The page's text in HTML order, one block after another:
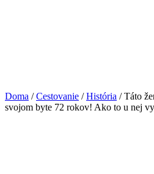
Doma /Cestovanie /História / Táto
svojom byte 72 rokov! Ako to u nej